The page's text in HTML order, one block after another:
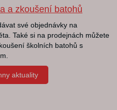
a zkoušení batohů
své objednávky na
Také si na prodejnách můžete
školních batohů s
aktuality